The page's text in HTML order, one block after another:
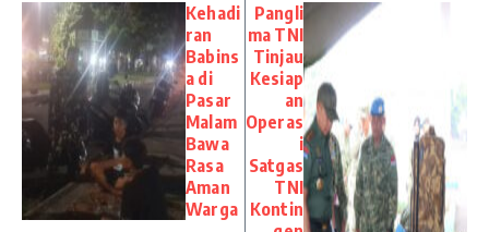
Kehadi
ran
Babins
a di
Pasar
Malam
Bawa
Rasa
Aman
Warga
Pangli
ma TNI
Tinjau
Kesiap
an
Operas
i
Satgas
TNI
Kontin